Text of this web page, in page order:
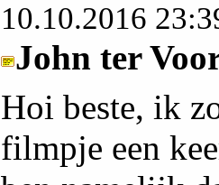
10.10.2016
John ter
Hoi beste, ik
filmpje een